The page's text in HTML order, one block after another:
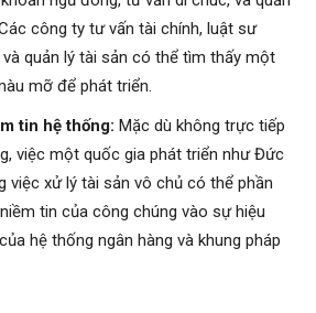
công ty tư vấn tài chính, luật sư
quản lý tài sản có thể tìm thấy một
mỡ để phát triển.
tin hệ thống: Mặc dù không trực tiếp
việc một quốc gia phát triển như Đức
việc xử lý tài sản vô chủ có thể phần
tin của công chúng vào sự hiệu
hệ thống ngân hàng và khung pháp